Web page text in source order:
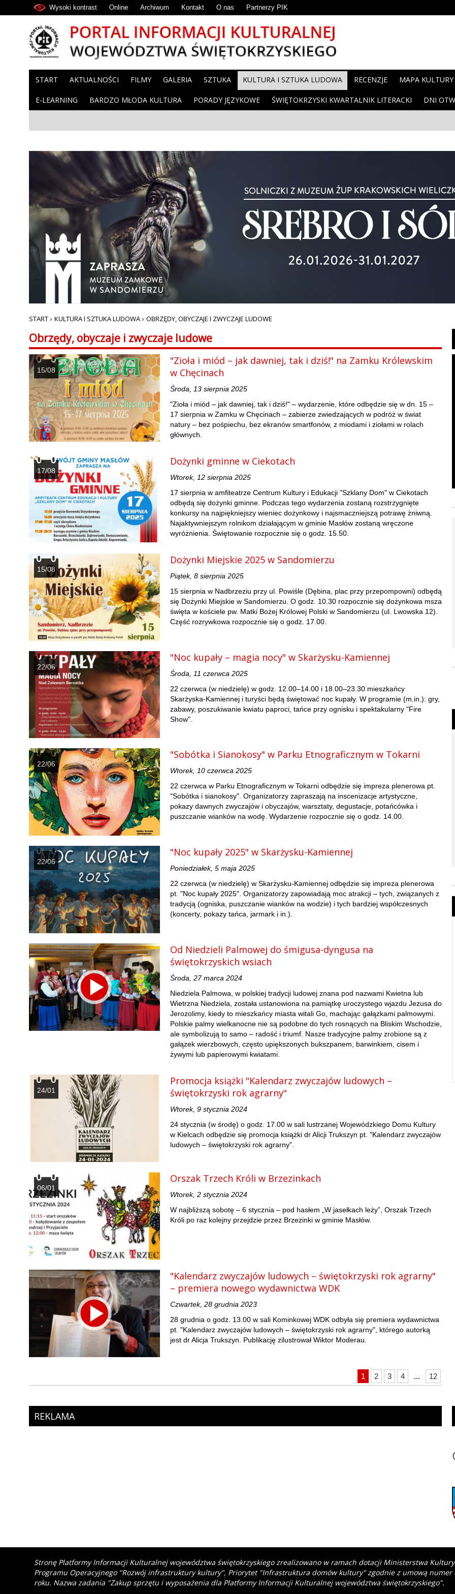
Wysoki kontrast Online Archiwum Kontakt O nas Partnerzy PIK
START AKTUALNOŚCI FILMY GALERIA SZTUKA KULTURA I SZTUKA LUDOWA RECENZJE MAPA KULTURY
E-LEARNING BARDZO MŁODA KULTURA PORADY JĘZYKOWE ŚWIĘTOKRZYSKI KWARTALNIK LITERACKI DNI
START › KULTURA I SZTUKA LUDOWA › OBRZĘDY, OBYCZAJE I ZWYCZAJE LUDOWE
Obrzędy, obyczaje i zwyczaje ludowe
15/08
"Zioła i miód – jak dawniej, tak i dziś!" na Zamku Królewskim
w Chęcinach
Środa, 13 sierpnia 2025
"Zioła i miód – jak dawniej, tak i dziś!" – wydarzenie, które odbędzie się w dn. 15 –
17 sierpnia w Zamku w Chęcinach – zabierze zwiedzających w podróż w świat
natury – bez pośpiechu, bez ekranów smartfonów, z miodami i ziołami w rolach
głównych.
17/08
Dożynki gminne w Ciekotach
Wtorek, 12 sierpnia 2025
17 sierpnia w amfiteatrze Centrum Kultury i Edukacji "Szklany Dom" w Ciekotach
odbędą się dożynki gminne. Podczas tego wydarzenia zostaną rozstrzygnięte
konkursy na najpiękniejszy wieniec dożynkowy i najsmaczniejszą potrawę żniwną.
Najaktywniejszym rolnikom działającym w gminie Masłów zostaną wręczone
wyróżnienia. Świętowanie rozpocznie się o godz. 15.50.
15/08
Dożynki Miejskie 2025 w Sandomierzu
Piątek, 8 sierpnia 2025
15 sierpnia w Nadbrzeziu przy ul. Powiśle (Dębina, plac przy przepompowni) odbędą
się Dożynki Miejskie w Sandomierzu. O godz. 10.30 rozpocznie się dożynkowa msza
święta w kościele pw. Matki Bożej Królowej Polski w Sandomierzu (ul. Lwowska 12).
Część rozrywkowa rozpocznie się o godz. 17.00.
22/06
"Noc kupały – magia nocy" w Skarżysku-Kamiennej
Środa, 11 czerwca 2025
22 czerwca (w niedzielę) w godz. 12.00–14.00 i 18.00–23.30 mieszkańcy
Skarżyska-Kamiennej i turyści będą świętować noc kupały. W programie (m.in.): gry,
zabawy, poszukiwanie kwiatu paproci, tańce przy ognisku i spektakularny "Fire
Show".
22/06
"Sobótka i Sianokosy" w Parku Etnograficznym w Tokarni
Wtorek, 10 czerwca 2025
22 czerwca w Parku Etnograficznym w Tokarni odbędzie się impreza plenerowa pt.
"Sobótka i sianokosy". Organizatorzy zapraszają na inscenizacje artystyczne,
pokazy dawnych zwyczajów i obyczajów, warsztaty, degustacje, potańcówka i
puszczanie wianków na wodę. Wydarzenie rozpocznie się o godz. 14.00.
22/06
"Noc kupały 2025" w Skarżysku-Kamiennej
Poniedziałek, 5 maja 2025
22 czerwca (w niedzielę) w Skarżysku-Kamiennej odbędzie się impreza plenerowa
pt. "Noc kupały 2025". Organizatorzy zapowiadają moc atrakcji – tych, związanych z
tradycją (ogniska, puszczanie wianków na wodzie) i tych bardziej współczesnych
(koncerty, pokazy tańca, jarmark i in.).
Od Niedzieli Palmowej do śmigusa-dyngusa na
świętokrzyskich wsiach
Środa, 27 marca 2024
Niedziela Palmowa, w polskiej tradycji ludowej znana pod nazwami Kwietna lub
Wietrzna Niedziela, została ustanowiona na pamiątkę uroczystego wjazdu Jezusa do
Jerozolimy, kiedy to mieszkańcy miasta witali Go, machając gałązkami palmowymi.
Polskie palmy wielkanocne nie są podobne do tych rosnących na Bliskim Wschodzie,
ale symbolizują to samo – radość i triumf. Nasze tradycyjne palmy zrobione są z
gałązek wierzbowych, często upiększonych bukszpanem, barwinkiem, cisem i
żywymi lub papierowymi kwiatami.
24/01
Promocja książki "Kalendarz zwyczajów ludowych –
świętokrzyski rok agrarny"
Wtorek, 9 stycznia 2024
24 stycznia (w środę) o godz. 17.00 w sali lustrzanej Wojewódzkiego Domu Kultury
w Kielcach odbędzie się promocja książki dr Alicji Trukszyn pt. "Kalendarz zwyczajów
ludowych – świętokrzyski rok agrarny".
06/01
Orszak Trzech Króli w Brzezinkach
Wtorek, 2 stycznia 2024
W najbliższą sobotę – 6 stycznia – pod hasłem „W jasełkach leży”, Orszak Trzech
Króli po raz kolejny przejdzie przez Brzezinki w gminie Masłów.
"Kalendarz zwyczajów ludowych – świętokrzyski rok agrarny"
– premiera nowego wydawnictwa WDK
Czwartek, 28 grudnia 2023
28 grudnia o godz. 13.00 w sali Kominkowej WDK odbyła się premiera wydawnictwa
pt. "Kalendarz zwyczajów ludowych – świętokrzyski rok agrarny", którego autorką
jest dr Alicja Trukszyn. Publikację zilustrował Wiktor Moderau.
1 2 3 4 ... 12
REKLAMA
Stronę Platformy Informacji Kulturalnej województwa świętokrzyskiego zrealizowano w ramach dotacji Ministerstwa
Programu Operacyjnego "Rozwój infrastruktury kultury", Priorytet "Infrastruktura domów kultury" zgodnie z umową numer
roku. Nazwa zadania "Zakup sprzętu i wyposażenia dla Platformy Informacji Kulturalnej województwa świętokrzyskiego".